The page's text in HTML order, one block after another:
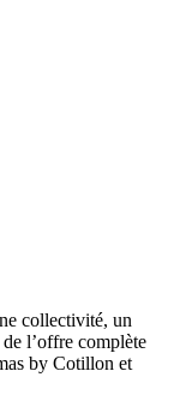
collectivité, un
l’offre complète
by Cotillon et